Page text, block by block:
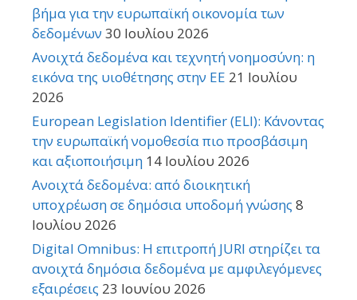
βήμα για την ευρωπαϊκή οικονομία των
δεδομένων 30 Ιουλίου 2026
Ανοιχτά δεδομένα και τεχνητή νοημοσύνη: η
εικόνα της υιοθέτησης στην ΕΕ 21 Ιουλίου
2026
European Legislation Identifier (ELI): Κάνοντας
την ευρωπαϊκή νομοθεσία πιο προσβάσιμη
και αξιοποιήσιμη 14 Ιουλίου 2026
Ανοιχτά δεδομένα: από διοικητική
υποχρέωση σε δημόσια υποδομή γνώσης 8
Ιουλίου 2026
Digital Omnibus: Η επιτροπή JURI στηρίζει τα
ανοιχτά δημόσια δεδομένα με αμφιλεγόμενες
εξαιρέσεις 23 Ιουνίου 2026